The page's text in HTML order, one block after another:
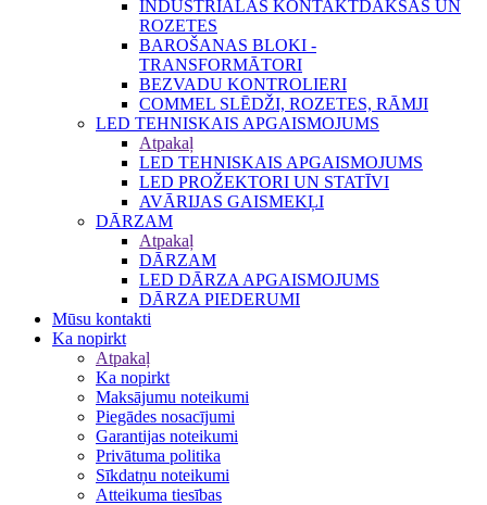
INDUSTRIĀLĀS KONTAKTDAKŠAS UN
ROZETES
BAROŠANAS BLOKI -
TRANSFORMĀTORI
BEZVADU KONTROLIERI
COMMEL SLĒDŽI, ROZETES, RĀMJI
LED TEHNISKAIS APGAISMOJUMS
Atpakaļ
LED TEHNISKAIS APGAISMOJUMS
LED PROŽEKTORI UN STATĪVI
AVĀRIJAS GAISMEKĻI
DĀRZAM
Atpakaļ
DĀRZAM
LED DĀRZA APGAISMOJUMS
DĀRZA PIEDERUMI
Mūsu kontakti
Ka nopirkt
Atpakaļ
Ka nopirkt
Maksājumu noteikumi
Piegādes nosacījumi
Garantijas noteikumi
Privātuma politika
Sīkdatņu noteikumi
Atteikuma tiesības